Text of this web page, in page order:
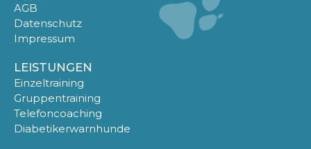
AGB
Datenschutz
Impressum
LEISTUNGEN
Einzeltraining
Gruppentraining
Telefoncoaching
Diabetikerwarnhunde